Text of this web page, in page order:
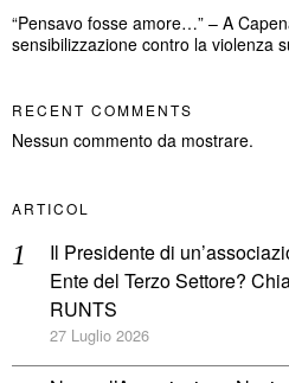
“Pensavo fosse amore…” – A
sensibilizzazione contro la violenza
RECENT COMMENTS
Nessun commento da mostrare.
ARTICOL
Il Presidente di
Ente del Terzo Settore?
RUNTS
27 Luglio 2026